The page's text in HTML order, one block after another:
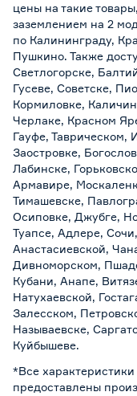
цены на такие
заземлением на 2
по Калининграду,
Пушкино. Также
Светлогорске,
Гусеве, Советске,
Кормиловке,
Черлаке, Красном
Гауфе, Таврическом,
Заостровке,
Лабинске,
Армавире,
Тимашевске,
Осиповке, Джубге,
Туапсе, Адлере,
Анастасиевской,
Дивноморском,
Кубани, Анапе,
Натухаевской,
Залесском,
Называевске,
Куйбышеве.
*Все
предоставлены